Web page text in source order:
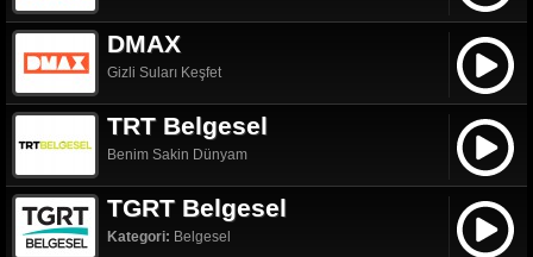
DMAX
Gizli Suları Keşfet
TRT Belgesel
Benim Sakin Dünyam
TGRT Belgesel
Kategori: Belgesel